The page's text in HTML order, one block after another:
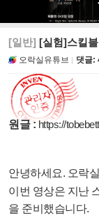
[일반] [실험]스킬
오락실유튜브 댓글:
원글 : https://
안녕하세요. 오락
이번 영상은 지난
을 준비했습니다.